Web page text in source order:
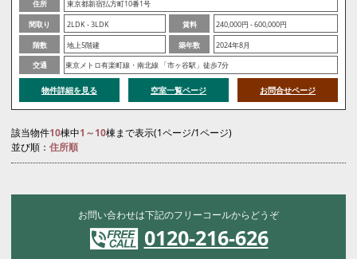
住所
東京都新宿払方町10番1号
間取り
2LDK - 3LDK 賃料
240,000円 - 600,000円
階数
地上5階建 築年数
2024年8月
交通
東京メトロ有楽町線・南北線 「市ヶ谷駅」徒歩7分
物件詳細を見る 空室一覧ページ お問合せページ
該当物件10棟中1～10棟まで表示(1ページ/1ページ)
並び順： 住所順
お問い合わせは下記のフリーコールからどうぞ
0120-216-626